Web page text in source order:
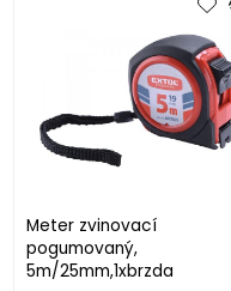
Meter zvinovací
pogumovaný,
5m/25mm,1xbrzda